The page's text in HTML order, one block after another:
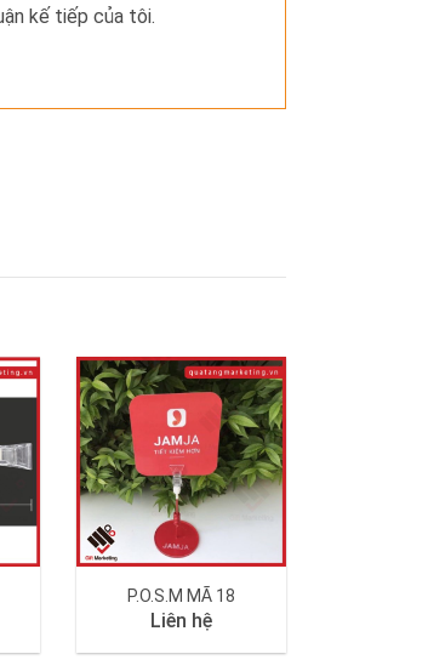
kế tiếp của tôi.
P.O.S.M MÃ 18
Liên hệ